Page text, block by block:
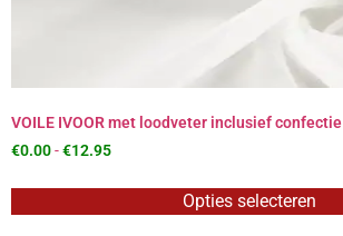
VOILE IVOOR met loodveter inclusief confectie
€0.00-€12.95
Opties selecteren